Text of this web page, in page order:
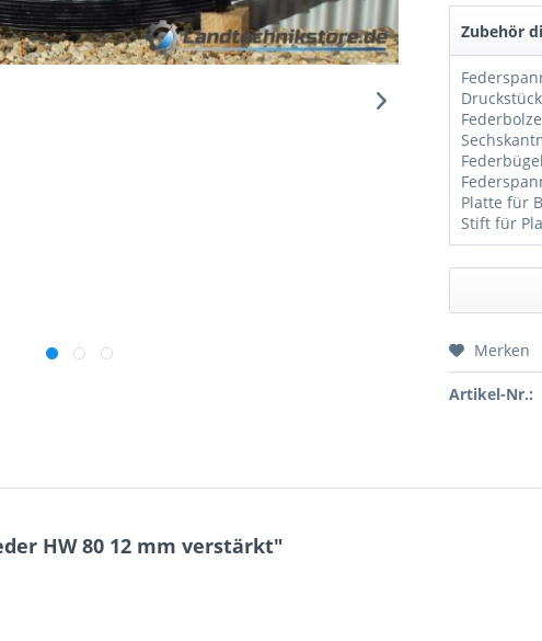
Zubehör
Platte für
Stift für
Preis
Merken
Artikel-Nr.:
HW 80 12 mm verstärkt"